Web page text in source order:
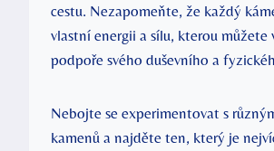
cestu. Nezapomeňte, že každý
vlastní energii a sílu, kterou můžete
podpoře svého duševního a
Nebojte se experimentovat s
kamenů a najděte ten, který je